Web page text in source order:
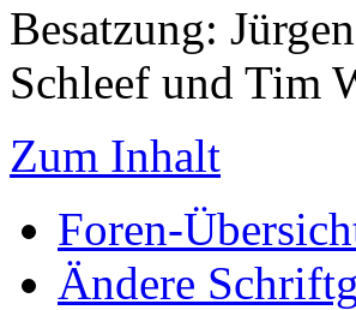
Besatzung:
Schleef und Tim
Zum Inhalt
Foren-
Ändere